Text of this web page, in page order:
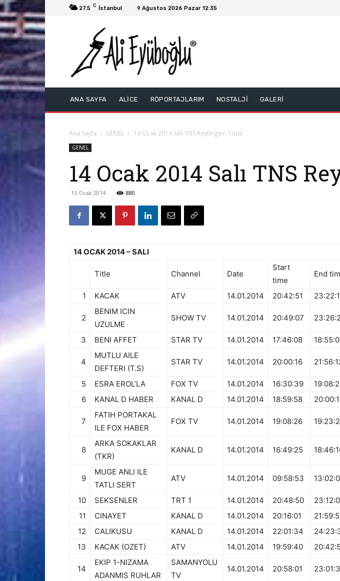
27.5 C İstanbul 9 Ağustos 2026 Pazar 12:35
ANA SAYFA ALİCE RÖPORTAJLARIM NOSTALJİ GALERİ
Ana Sayfa GENEL 14 Ocak 2014 Salı TNS Reytingler: Total
GENEL
14 Ocak 2014 Salı TNS
15 Ocak 2014 880
14 OCAK 2014 – SALI
Title Channel Date
Start
time
End
1
KACAK ATV 14.01.2014 20:42:51
2
BENIM ICIN
UZULME
SHOW TV 14.01.2014 20:49:07
3 BENI AFFET STAR TV 14.01.2014 17:46:08
4
MUTLU AILE
DEFTERI (T.S)
STAR TV 14.01.2014 20:00:16
5 ESRA EROL’LA FOX TV 14.01.2014 16:30:39
6
KANAL D HABER KANAL D 14.01.2014 18:59:58
7
FATIH PORTAKAL
ILE FOX HABER
FOX TV 14.01.2014 19:08:26
8
ARKA SOKAKLAR
(TKR)
KANAL D 14.01.2014 16:49:25
9
MUGE ANLI ILE
TATLI SERT
ATV 14.01.2014 09:58:53
10 SEKSENLER TRT 1 14.01.2014 20:48:50
11
CINAYET KANAL D 14.01.2014 20:16:01
12
CALIKUSU KANAL D 14.01.2014 22:01:34
13
KACAK (OZET) ATV 14.01.2014 19:59:40
14
EKIP 1-NIZAMA
ADANMIS RUHLAR
SAMANYOLU
TV
14.01.2014 20:58:01